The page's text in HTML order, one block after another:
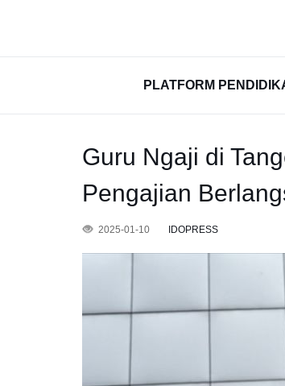
PLATFORM
Guru Ngaji di
Pengajian
2025-01-10 IDOPRESS